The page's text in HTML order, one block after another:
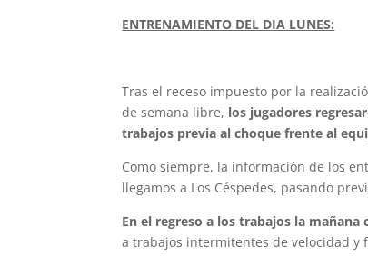
ENTRENAMIENTO DEL DIA LUNES:
Tras el receso impuesto por la
de semana libre, los jugadores
trabajos previa al choque frente al
Como siempre, la información de los
llegamos a Los Céspedes, pasando
En el regreso a los trabajos la
a trabajos intermitentes de velocidad y